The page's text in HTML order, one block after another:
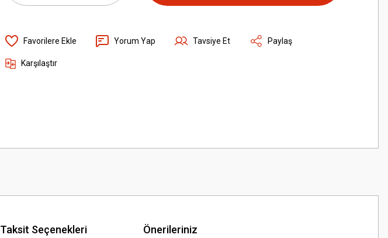
Yorum Yap Tavsiye Et Paylaş
Karşılaştır
Taksit Seçenekleri Önerileriniz